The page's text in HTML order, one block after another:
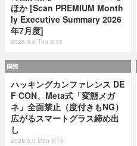
ほか [Scan PREMIUM Month
ly Executive Summary 2026
年7月度]
2026.8.6 Thu 8:15
国際
ハッキングカンファレンス DE
F CON、Meta式「変態メガ
ネ」全面禁止（度付きもNG）
広がるスマートグラス締め出
し
2026.8.3 Mon 8:15